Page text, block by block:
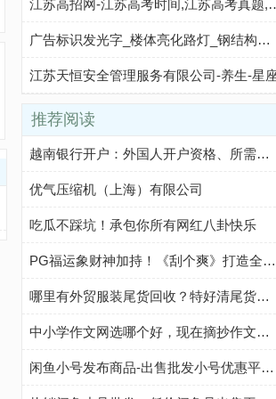
江苏高招网-江苏高考时间,江苏高考真题,江苏
广告标识发光字_楼体亮化路灯_钢结构不锈钢 - 【陕西鼎望光电工程有限公司】
江苏天恒安全管理服务有限公司-养生-星
推荐阅读
越南银行开户：外国人开户资格、所需文件、开户步骤及注意事项
优气压缩机（上海）有限公司
吃瓜不踩坑！承包你所有网红八卦快乐
PG福运象财神加持！《刮个爽》打造全新休闲玩法
哪里有外贸服装尾货回收？特好清尾货网帮你轻松解决
中小学作文网选哪个好，现在摘抄作文我都在这个网站
闲鱼小号发布商品-出售批发小号优惠平台-咸鱼优质小号购买